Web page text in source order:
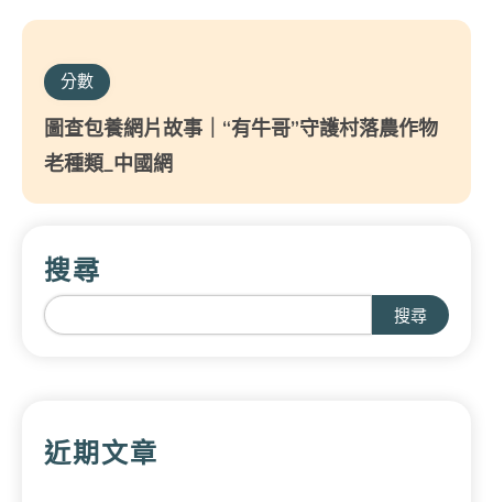
分數
圖查包養網片故事｜“有牛哥”守護村落農作物
老種類_中國網
搜尋
搜尋
近期文章